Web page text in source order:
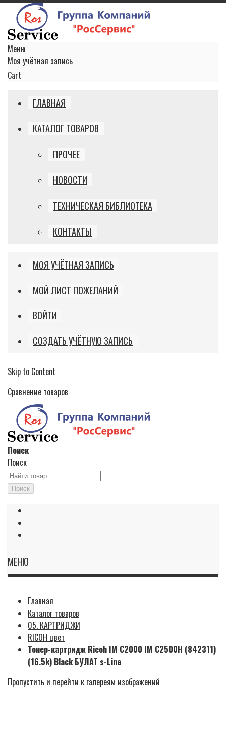
Меню
Моя учётная запись
Cart
ГЛАВНАЯ
КАТАЛОГ ТОВАРОВ
ПРОЧЕЕ
НОВОСТИ
ТЕХНИЧЕСКАЯ БИБЛИОТЕКА
КОНТАКТЫ
МОЯ УЧЁТНАЯ ЗАПИСЬ
МОЙ ЛИСТ ПОЖЕЛАНИЙ
ВОЙТИ
СОЗДАТЬ УЧЁТНУЮ ЗАПИСЬ
Skip to Content
Сравнение товаров
Поиск
Поиск
Поиск
МЕНЮ
Главная
Каталог товаров
05. КАРТРИДЖИ
RICOH цвет
Тонер-картридж Ricoh IM C2000 IM C2500H (842311)
(16.5k) Black БУЛАТ s-Line
Пропустить и перейти к галереям изображений